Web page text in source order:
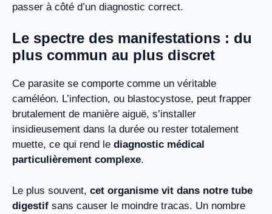
passer à côté d’un diagnostic correct.
Le spectre des manifestations : du
plus commun au plus discret
Ce parasite se comporte comme un véritable
caméléon. L’infection, ou blastocystose, peut frapper
brutalement de manière aiguë, s’installer
insidieusement dans la durée ou rester totalement
muette, ce qui rend le diagnostic médical
particulièrement complexe.
Le plus souvent, cet organisme vit dans notre tube
digestif sans causer le moindre tracas. Un nombre